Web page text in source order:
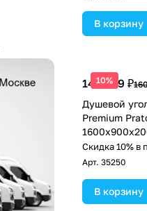
В корзину
10%
144 769 ₽
Душевой
Premium
стекло
Скидка 10% в
Арт. 35250
В корзину